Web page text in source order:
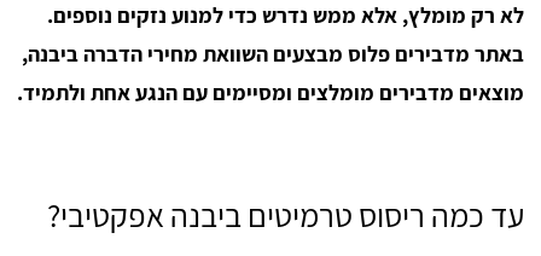
לא רק מומלץ, אלא ממש נדרש כדי למנוע נזקים נוספים.
באתר מדבירים פלוס מבצעים השוואת מחירי הדברה ביבנה,
מוצאים מדבירים מומלצים ומסיימים עם הנגע אחת ולתמיד.
עד כמה ריסוס טרמיטים ביבנה אפקטיבי?